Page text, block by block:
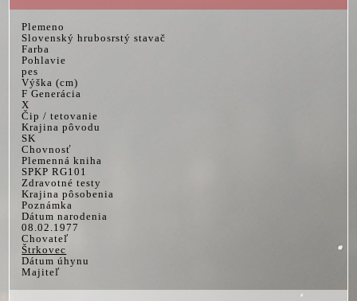
Plemeno
Slovenský hrubosrstý stavač
Farba
Pohlavie
pes
Výška (cm)
F Generácia
X
Čip / tetovanie
Krajina pôvodu
SK
Chovnosť
Plemenná kniha
SPKP RG101
Zdravotné testy
Krajina pôsobenia
Poznámka
Dátum narodenia
08.02.1977
Chovateľ
Štrkovec
Dátum úhynu
Majiteľ